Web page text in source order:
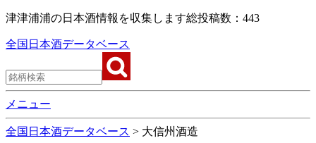
津津浦浦の日本酒情報を収集します総投稿数：443
全国日本酒データベース
メニュー
全国日本酒データベース > 大信州酒造